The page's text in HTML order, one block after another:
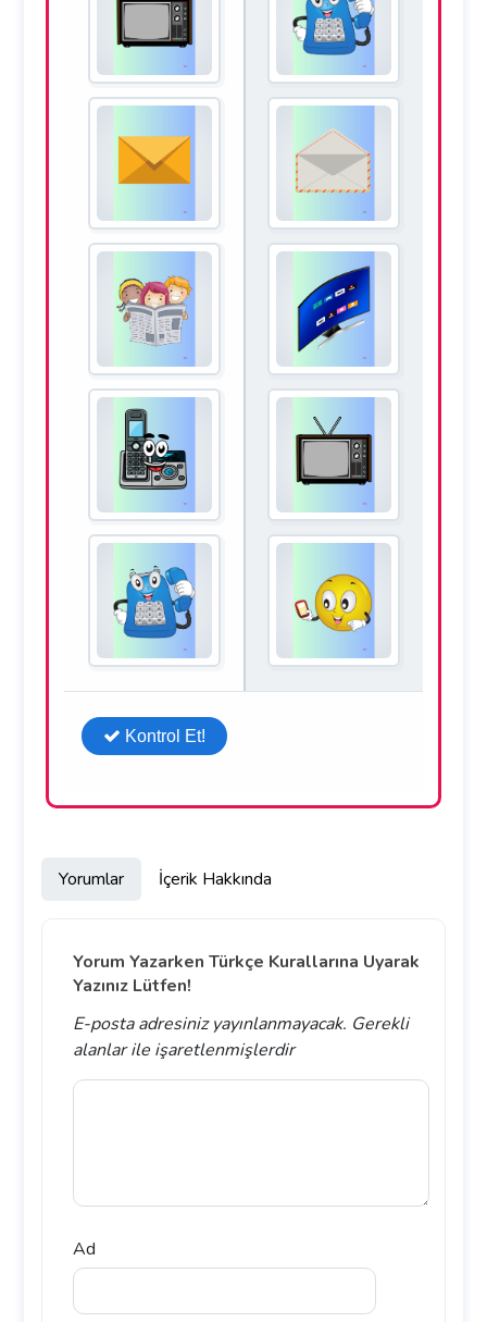
Yorumlar İçerik Hakkında
Yorum Yazarken Türkçe Kurallarına Uyarak
Yazınız Lütfen!
E-posta adresiniz yayınlanmayacak. Gerekli
alanlarile işaretlenmişlerdir
Ad